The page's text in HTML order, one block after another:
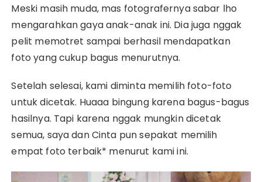
Meski masih muda, mas fotografernya sabar lho
mengarahkan gaya anak-anak ini. Dia juga nggak
pelit memotret sampai berhasil mendapatkan
foto yang cukup bagus menurutnya.
Setelah selesai, kami diminta memilih foto-foto
untuk dicetak. Huaaa bingung karena bagus-bagus
hasilnya. Tapi karena nggak mungkin dicetak
semua, saya dan Cinta pun sepakat memilih
empat foto terbaik* menurut kami ini.